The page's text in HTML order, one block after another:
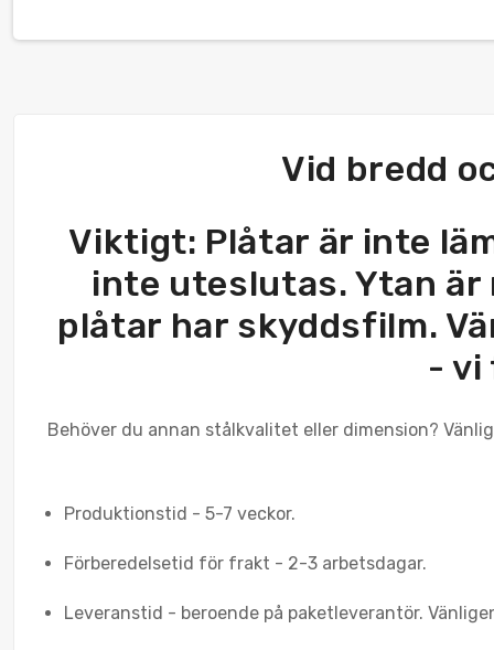
Vid bredd
Viktigt: Plåtar är inte
inte uteslutas. Ytan
plåtar har skyddsfilm.
- vi
Behöver du annan stålkvalitet eller dimension?
Produktionstid - 5-7 veckor.
Förberedelsetid för frakt - 2-3 arbetsdagar.
Leveranstid - beroende på paketleverantör.